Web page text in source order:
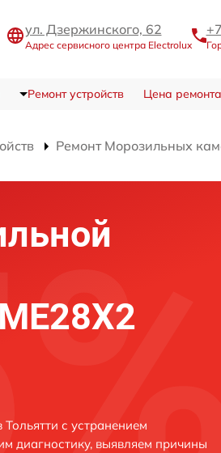
ул. Дзержинского, 62
Адрес сервисного центра Electrolux
Ремонт устройств Цена ремонта
Ремонт Морозильных
с устранением
диагностику, выявляем причины